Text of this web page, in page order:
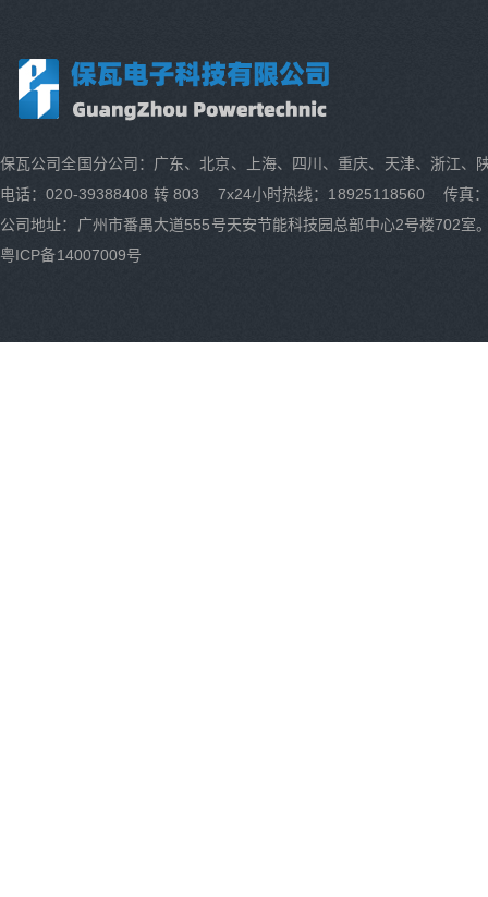
保瓦公司全国分公司：广东、北京、上海、四川、重庆、天津、浙江
电话：020-39388408 转 803 7x24小时热线：18925118560 传真
公司地址：广州市番禺大道555号天安节能科技园总部中心2号楼702室
粤ICP备14007009号